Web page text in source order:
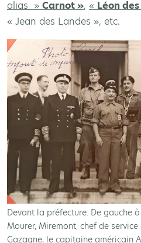
alias » Carnot », « Léon
« Jean des Landes », etc.
Devant la préfecture. De gauche
Mourer, Miremont, chef de
Gazagne, le capitaine américain